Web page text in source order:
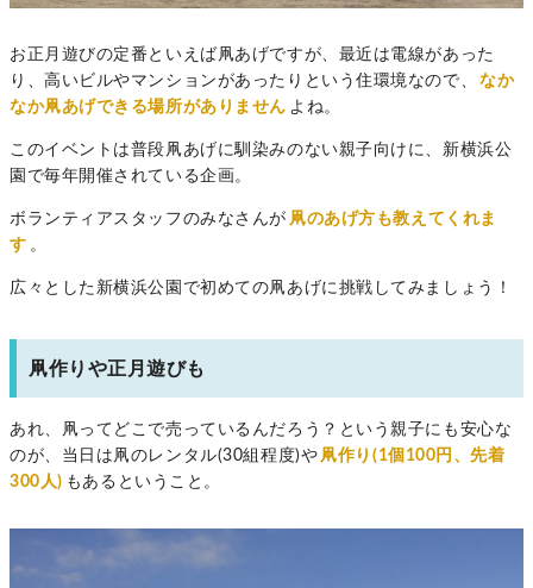
お正月遊びの定番といえば凧あげですが、最近は電線があった
り、高いビルやマンションがあったりという住環境なので、
なか
なか凧あげできる場所がありません よね。
このイベントは普段凧あげに馴染みのない親子向けに、新横浜公
園で毎年開催されている企画。
ボランティアスタッフのみなさんが 凧のあげ方も教えてくれま
す 。
広々とした新横浜公園で初めての凧あげに挑戦してみましょう！
凧作りや正月遊びも
あれ、凧ってどこで売っているんだろう？という親子にも安心な
のが、当日は凧のレンタル(30組程度)や 凧作り(1個100円、先着
300人) もあるということ。